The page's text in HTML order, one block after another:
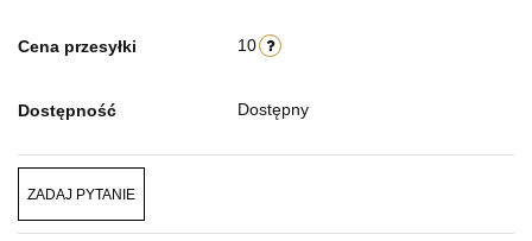
Cena przesyłki 10
Dostępność Dostępny
ZADAJ PYTANIE